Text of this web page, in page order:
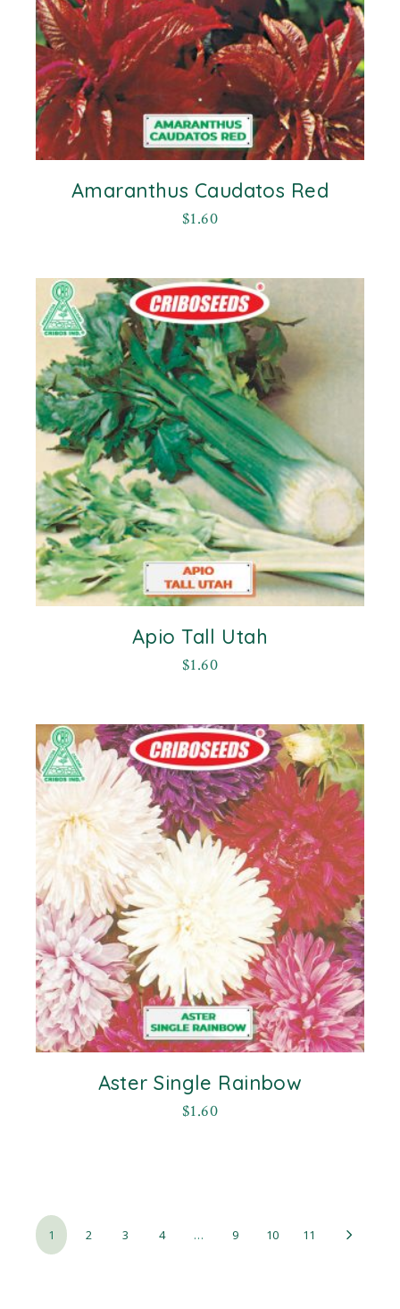
Amaranthus Caudatos Red
$1.60
Apio Tall Utah
$1.60
Aster Single Rainbow
$1.60
1 2 3 4 … 9 10 11